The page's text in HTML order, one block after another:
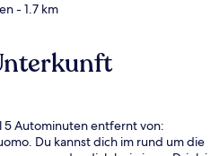
- 1.7 km
5 Autominuten entfernt von:
Du kannst dich im rund um die